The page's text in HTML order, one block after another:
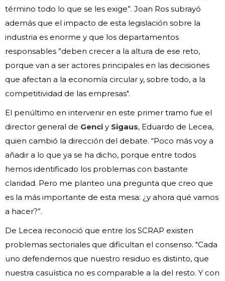
término todo lo que se les exige”. Joan Ros subrayó
además que el impacto de esta legislación sobre la
industria es enorme y que los departamentos
responsables ”deben crecer a la altura de ese reto,
porque van a ser actores principales en las decisiones
que afectan a la economía circular y, sobre todo, a la
competitividad de las empresas".
El penúltimo en intervenir en este primer tramo fue el
director general de Genci y Sigaus, Eduardo de Lecea,
quien cambió la dirección del debate. “Poco más voy a
añadir a lo que ya se ha dicho, porque entre todos
hemos identificado los problemas con bastante
claridad. Pero me planteo una pregunta que creo que
es la más importante de esta mesa: ¿y ahora qué vamos
a hacer?”.
De Lecea reconoció que entre los SCRAP existen
problemas sectoriales que dificultan el consenso. "Cada
uno defendemos que nuestro residuo es distinto, que
nuestra casuística no es comparable a la del resto. Y con